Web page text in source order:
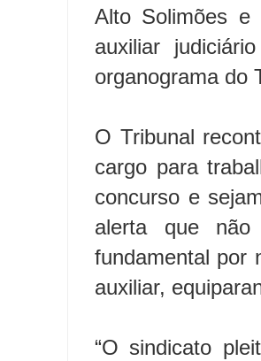
Alto Solimões e
auxiliar
organograma do
O Tribunal
cargo para
concurso e
alerta que
fundamental por
auxiliar,
“O sindicato